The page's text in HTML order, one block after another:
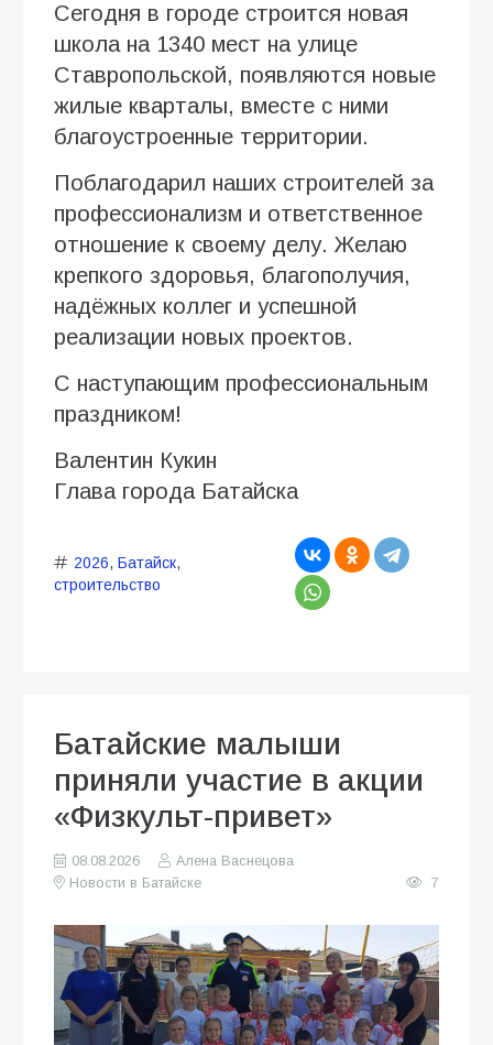
Сегодня в городе строится новая
школа на 1340 мест на улице
Ставропольской, появляются новые
жилые кварталы, вместе с ними
благоустроенные территории.
Поблагодарил наших строителей за
профессионализм и ответственное
отношение к своему делу. Желаю
крепкого здоровья, благополучия,
надёжных коллег и успешной
реализации новых проектов.
С наступающим профессиональным
праздником!
Валентин Кукин
Глава города Батайска
2026, Батайск,
строительство
Батайские малыши
приняли участие в акции
«Физкульт-привет»
08.08.2026
Алена Васнецова
Новости в Батайске
7